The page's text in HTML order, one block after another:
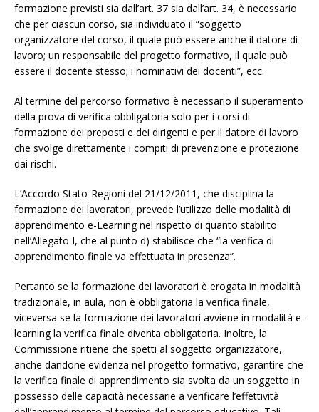
formazione previsti sia dall’art. 37 sia dall’art. 34, è necessario
che per ciascun corso, sia individuato il “soggetto
organizzatore del corso, il quale può essere anche il datore di
lavoro; un responsabile del progetto formativo, il quale può
essere il docente stesso; i nominativi dei docenti”, ecc.
Al termine del percorso formativo è necessario il superamento
della prova di verifica obbligatoria solo per i corsi di
formazione dei preposti e dei dirigenti e per il datore di lavoro
che svolge direttamente i compiti di prevenzione e protezione
dai rischi.
L’Accordo Stato-Regioni del 21/12/2011, che disciplina la
formazione dei lavoratori, prevede l’utilizzo delle modalità di
apprendimento e-Learning nel rispetto di quanto stabilito
nell’Allegato I, che al punto d) stabilisce che “la verifica di
apprendimento finale va effettuata in presenza”.
Pertanto se la formazione dei lavoratori è erogata in modalità
tradizionale, in aula, non è obbligatoria la verifica finale,
viceversa se la formazione dei lavoratori avviene in modalità e-
learning la verifica finale diventa obbligatoria. Inoltre, la
Commissione ritiene che spetti al soggetto organizzatore,
anche dandone evidenza nel progetto formativo, garantire che
la verifica finale di apprendimento sia svolta da un soggetto in
possesso delle capacità necessarie a verificare l’effettività